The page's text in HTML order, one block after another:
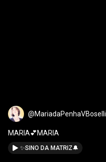
@MariadaPenhaVBoselli
MARIA💕MARIA
✨SINO DA MATRIZ🔔